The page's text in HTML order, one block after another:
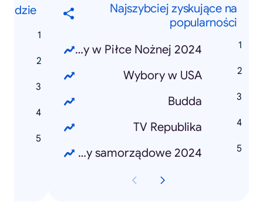
Najszybciej zyskujące na
popularności
Mistrzostwa Europy w Piłce Nożnej 2024
Wybory w USA
Budda
TV Republika
Wybory samorządowe 2024
Ludzie